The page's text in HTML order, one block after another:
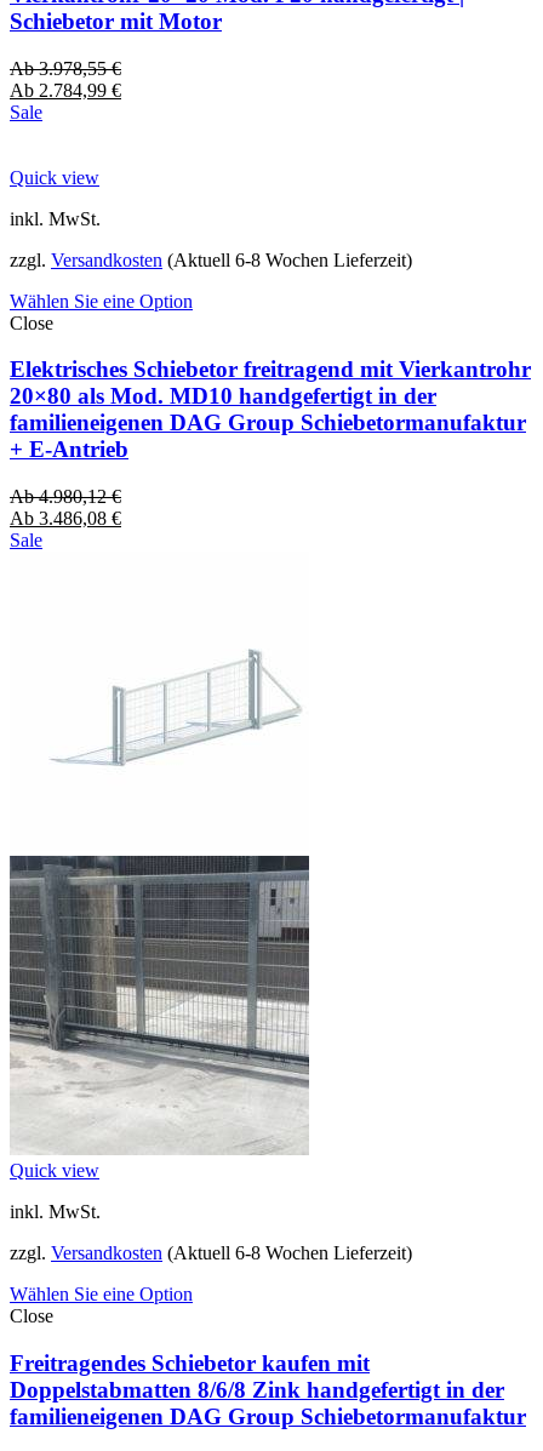
Schiebetor mit Motor
Ab3.978,55€
Ab 2.784,99 €
Sale
Quick view
inkl. MwSt.
zzgl. Versandkosten (Aktuell 6-8 Wochen Lieferzeit)
Wählen Sie eine Option
Close
Elektrisches Schiebetor freitragend mit Vierkantrohr
20×80 als Mod. MD10 handgefertigt in der
familieneigenen DAG Group Schiebetormanufaktur
+ E-Antrieb
Ab4.980,12€
Ab 3.486,08 €
Sale
Quick view
inkl. MwSt.
zzgl. Versandkosten (Aktuell 6-8 Wochen Lieferzeit)
Wählen Sie eine Option
Close
Freitragendes Schiebetor kaufen mit
Doppelstabmatten 8/6/8 Zink handgefertigt in der
familieneigenen DAG Group Schiebetormanufaktur